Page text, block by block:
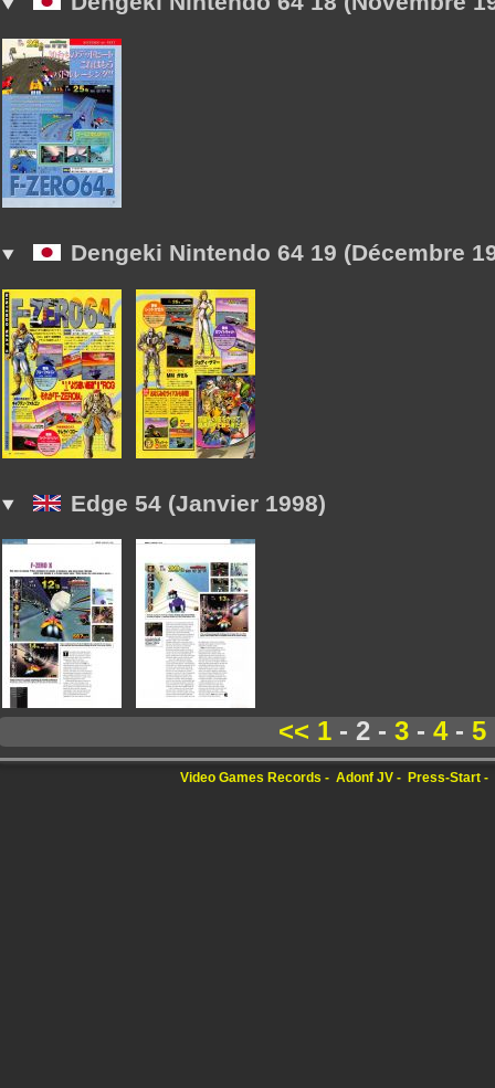
Dengeki Nintendo 64 19 (Décembre
Edge 54 (Janvier 1998)
<< 1 - 2 - 3 - 4- 5
Video Games Records Adonf JV Press-Start